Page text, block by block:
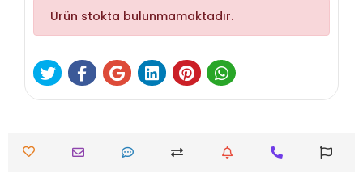
Ürün stokta bulunmamaktadır.